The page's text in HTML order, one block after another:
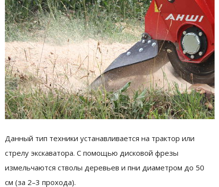
Данный тип техники устанавливается на трактор или
стрелу экскаватора. С помощью дисковой фрезы
измельчаются стволы деревьев и пни диаметром до 50
см (за 2–3 прохода).